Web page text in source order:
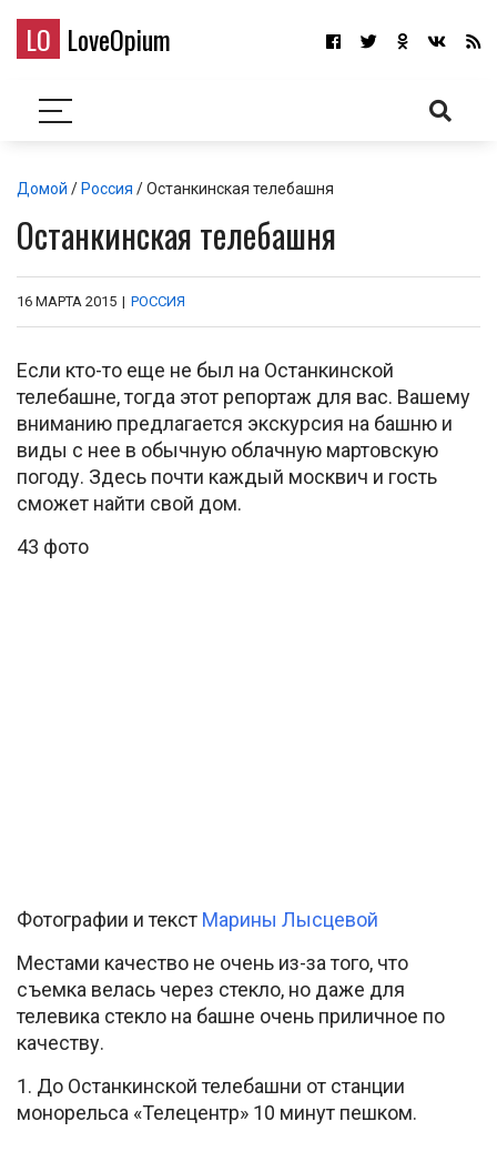
LO LoveOpium
Домой / Россия / Останкинская телебашня
Останкинская телебашня
16 МАРТА 2015 | РОССИЯ
Если кто-то еще не был на Останкинской
телебашне, тогда этот репортаж для вас. Вашему
вниманию предлагается экскурсия на башню и
виды с нее в обычную облачную мартовскую
погоду. Здесь почти каждый москвич и гость
сможет найти свой дом.
43 фото
Фотографии и текст Марины Лысцевой
Местами качество не очень из-за того, что
съемка велась через стекло, но даже для
телевика стекло на башне очень приличное по
качеству.
1. До Останкинской телебашни от станции
монорельса «Телецентр» 10 минут пешком.